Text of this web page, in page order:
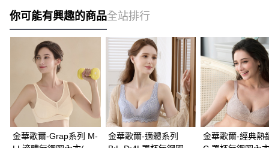
你可能有興趣的商品全站排行
金華歌爾-Grap系列 M-
金華歌爾-適體系列
金華歌爾-經典熱